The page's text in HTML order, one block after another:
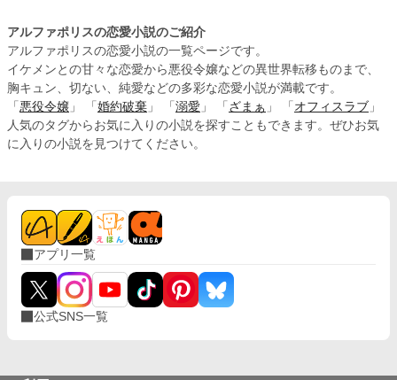
アルファポリスの恋愛小説のご紹介
アルファポリスの恋愛小説の一覧ページです。
イケメンとの甘々な恋愛から悪役令嬢などの異世界転移ものまで、
胸キュン、切ない、純愛などの多彩な恋愛小説が満載です。
「 悪役令嬢 」 「 婚約破棄 」 「 溺愛 」 「 ざまぁ 」 「 オフィスラブ 」
人気のタグからお気に入りの小説を探すこともできます。ぜひお気
に入りの小説を見つけてください。
アプリ一覧
公式SNS一覧